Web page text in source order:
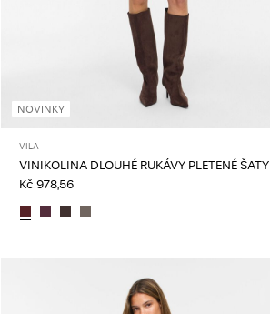
NOVINKY
VILA
VINIKOLINA DLOUHÉ RUKÁVY PLETENÉ ŠATY
Kč 978,56